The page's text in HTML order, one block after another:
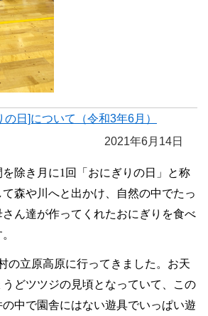
日]について（令和3年6月）
2021年6月14日
除き月に1回「おにぎりの日」と称
森や川へと出かけ、自然の中でたっ
ん達が作ってくれたおにぎりを食べ
の立原高原に行ってきました。お天
どツツジの見頃となっていて、この
中で園舎にはない遊具でいっぱい遊